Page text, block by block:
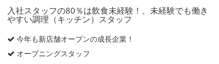
入社スタッフの80％は飲食未経験！、未経験でも働き
やすい調理（キッチン）スタッフ
今年も新店舗オープンの成長企業！
オープニングスタッフ